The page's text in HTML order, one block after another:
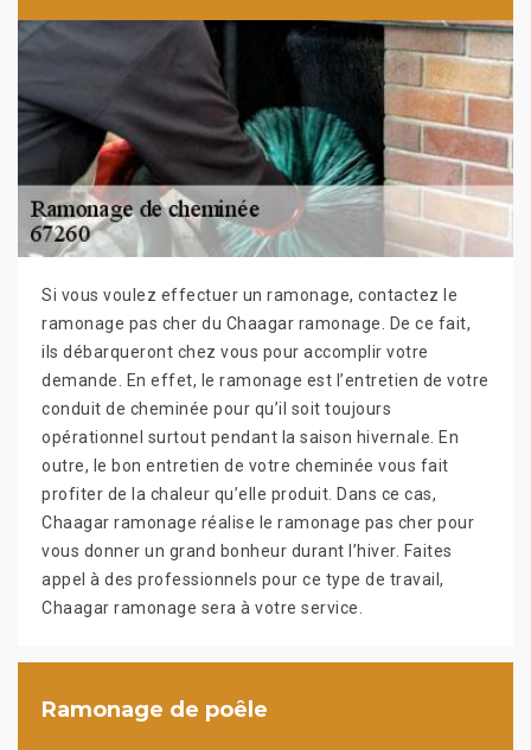
Si vous voulez effectuer un ramonage, contactez le
ramonage pas cher du Chaagar ramonage. De ce fait,
ils débarqueront chez vous pour accomplir votre
demande. En effet, le ramonage est l’entretien de votre
conduit de cheminée pour qu’il soit toujours
opérationnel surtout pendant la saison hivernale. En
outre, le bon entretien de votre cheminée vous fait
profiter de la chaleur qu’elle produit. Dans ce cas,
Chaagar ramonage réalise le ramonage pas cher pour
vous donner un grand bonheur durant l’hiver. Faites
appel à des professionnels pour ce type de travail,
Chaagar ramonage sera à votre service.
Ramonage de poêle